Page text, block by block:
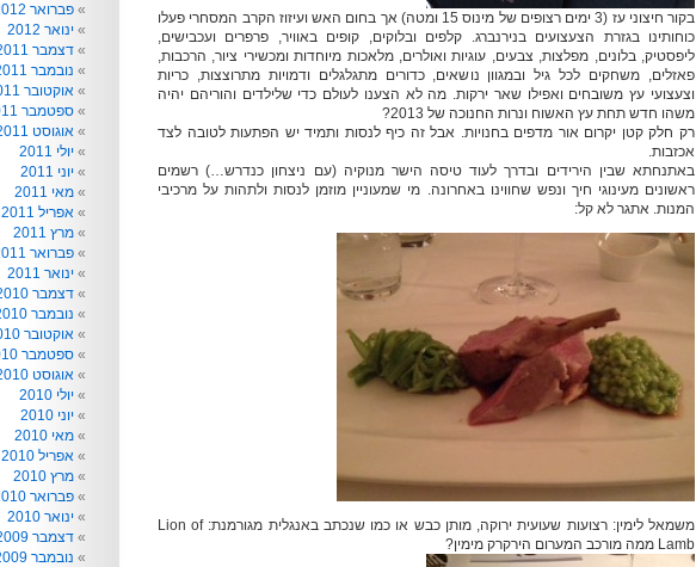
בקור חיצוני עז (3 ימים רצופים של מינוס 15 ומטה) אך בחום האש ועיזוז הקרב המסחרי פעלו
כוחותינו בגזרת הצעצועים בנירנברג. קלפים ובלוקים, קופים באוויר, פרפרים ועכבישים,
ליפסטיק, בלונים, מפלצות, צבעים, עוגיות ואולרים, מלאכות מיוחדות ומכשירי ציור, הרכבות,
פאזלים, משחקים לכל גיל ובמגוון נושאים, כדורים מתגלגלים ודמויות מתרוצצות, כריות
וצעצועי עץ משובחים ואפילו שאר ירקות. מה לא הצענו לעולם כדי שלילדים והוריהם יהיה
משהו חדש תחת עץ האשוח ונרות החנוכה של 2013?
רק חלק קטן יקרום אור מדפים בחנויות. אבל זה כיף לנסות ותמיד יש הפתעות לטובה לצד
אכזבות.
באתנחתא שבין הירידים ובדרך לעוד טיסה הישר מנוקיה (עם ניצחון כנדרש…) רשמים
ראשונים מעינוגי חיך ונפש שחווינו באחרונה. מי שמעוניין מוזמן לנסות ולתהות על מרכיבי
המנות. אתגר לא קל:
משמאל לימין: רצועות שעועית ירוקה, מותן כבש או כמו שנכתב באנגלית מגורמנת: Lion of
Lamb ממה מורכב המערום הירקרק מימין?
פברואר 2012
ינואר 2012
דצמבר 2011
נובמבר 2011
אוקטובר 2011
ספטמבר 2011
אוגוסט 2011
יולי 2011
יוני 2011
מאי 2011
אפריל 2011
מרץ 2011
פברואר 2011
ינואר 2011
דצמבר 2010
נובמבר 2010
אוקטובר 2010
ספטמבר 2010
אוגוסט 2010
יולי 2010
יוני 2010
מאי 2010
אפריל 2010
מרץ 2010
פברואר 2010
ינואר 2010
דצמבר 2009
נובמבר 2009